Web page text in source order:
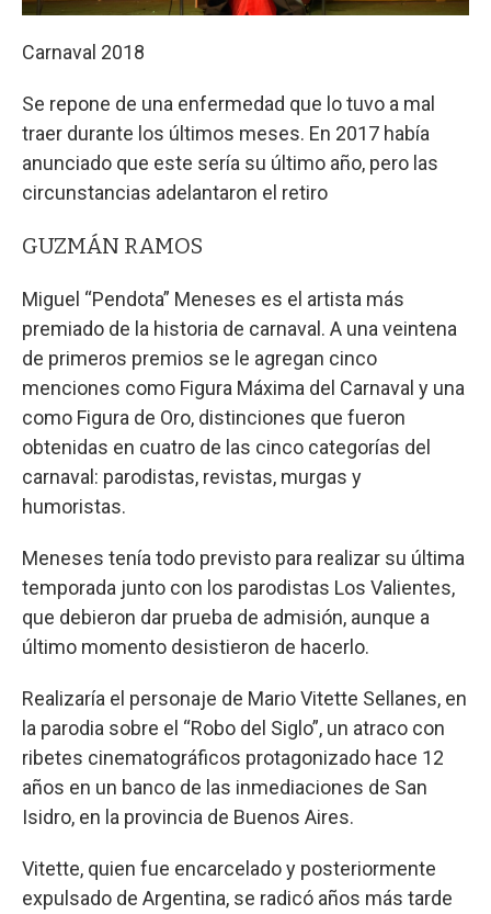
Carnaval 2018
Se repone de una enfermedad que lo tuvo a mal
traer durante los últimos meses. En 2017 había
anunciado que este sería su último año, pero las
circunstancias adelantaron el retiro
GUZMÁN RAMOS
Miguel “Pendota” Meneses es el artista más
premiado de la historia de carnaval. A una veintena
de primeros premios se le agregan cinco
menciones como Figura Máxima del Carnaval y una
como Figura de Oro, distinciones que fueron
obtenidas en cuatro de las cinco categorías del
carnaval: parodistas, revistas, murgas y
humoristas.
Meneses tenía todo previsto para realizar su última
temporada junto con los parodistas Los Valientes,
que debieron dar prueba de admisión, aunque a
último momento desistieron de hacerlo.
Realizaría el personaje de Mario Vitette Sellanes, en
la parodia sobre el “Robo del Siglo”, un atraco con
ribetes cinematográficos protagonizado hace 12
años en un banco de las inmediaciones de San
Isidro, en la provincia de Buenos Aires.
Vitette, quien fue encarcelado y posteriormente
expulsado de Argentina, se radicó años más tarde